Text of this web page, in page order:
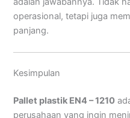
operasional, tetapi juga
panjang.
Kesimpulan
Pallet plastik EN4 – 1210
perusahaan yang ingin